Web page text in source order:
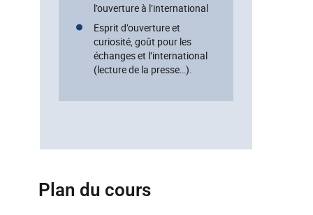
l’ouverture à l’international
Esprit d’ouverture et
curiosité, goût pour les
échanges et l’international
(lecture de la presse…).
Plan du cours